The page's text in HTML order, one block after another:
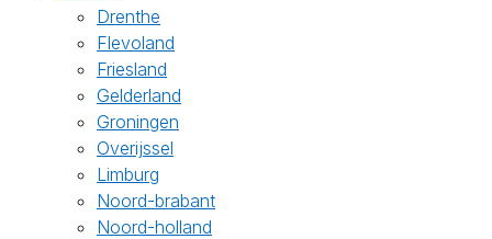
Drenthe
Flevoland
Friesland
Gelderland
Groningen
Overijssel
Limburg
Noord-brabant
Noord-holland